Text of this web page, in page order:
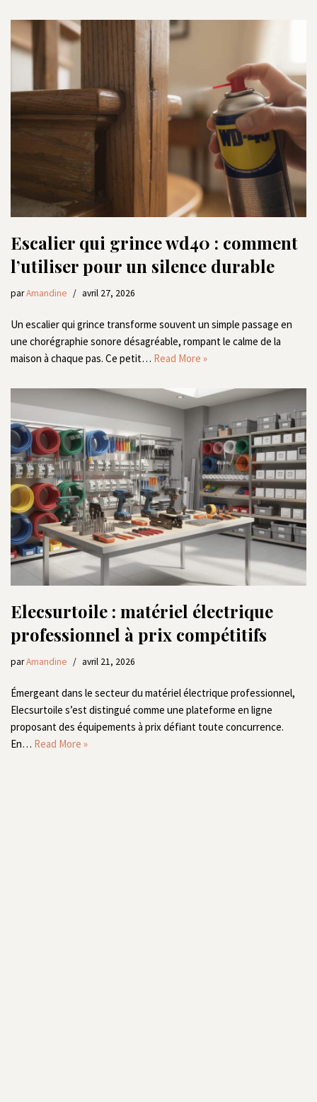
Escalier qui grince wd40 : comment
l’utiliser pour un silence durable
parAmandine avril 27, 2026
Un escalier qui grince transforme souvent un simple passage en
une chorégraphie sonore désagréable, rompant le calme de la
maison à chaque pas. Ce petit… Read More »
Elecsurtoile : matériel électrique
professionnel à prix compétitifs
parAmandine avril 21, 2026
Émergeant dans le secteur du matériel électrique professionnel,
Elecsurtoile s’est distingué comme une plateforme en ligne
proposant des équipements à prix défiant toute concurrence.
En… Read More »